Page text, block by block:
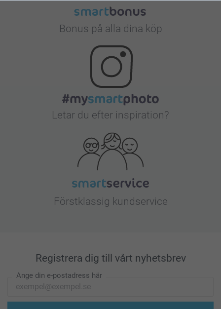
Bonus på alla dina köp
Letar du efter inspiration?
Förstklassig kundservice
Registrera dig till vårt nyhetsbrev
Ange din e-postadress här